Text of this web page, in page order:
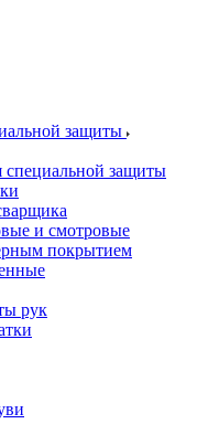
защиты
специальной защиты
и смотровые
покрытием
рук